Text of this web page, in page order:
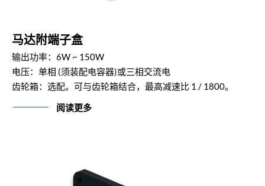
马达附端子盒
输出功率：6W ~ 150W
电压：单相 (须装配电容器)或三相交流电
齿轮箱：选配。可与齿轮箱结合，最高减速比 1 / 1800。
阅读更多